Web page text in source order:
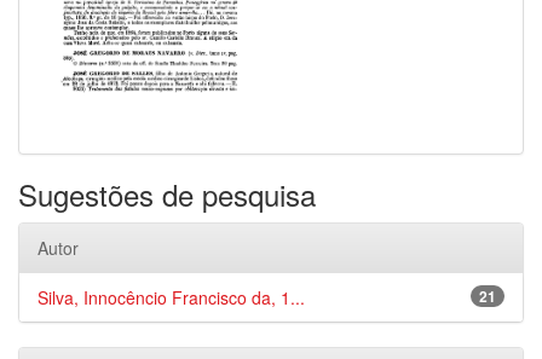
Sugestões de pesquisa
Autor
21
Silva, Innocêncio Francisco da, 1...